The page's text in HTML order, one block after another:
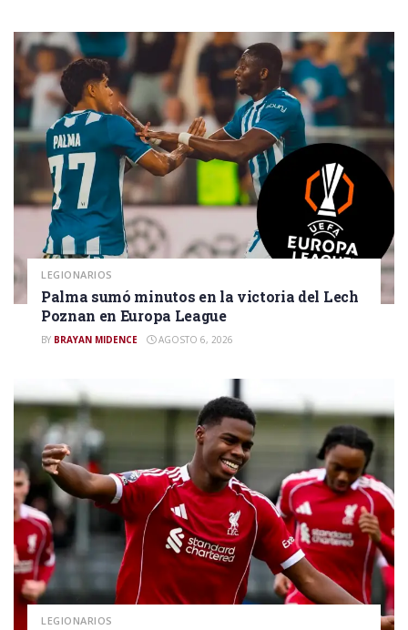
LEGIONARIOS
Palma sumó minutos en la victoria del Lech
Poznan en Europa League
BY BRAYAN MIDENCE AGOSTO 6, 2026
LEGIONARIOS